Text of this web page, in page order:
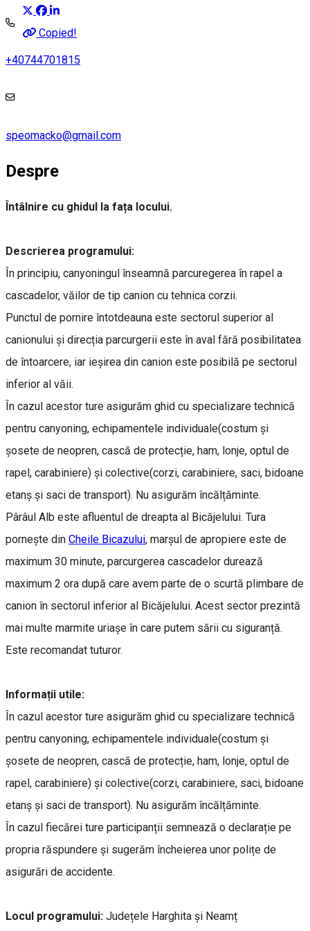
Copied!
+40744701815
speomacko@gmail.com
Despre
Întâlnire cu ghidul la fața locului.
Descrierea programului:
În principiu, canyoningul înseamnă parcuregerea în rapel a
cascadelor, văilor de tip canion cu tehnica corzii.
Punctul de pornire întotdeauna este sectorul superior al
canionului și direcția parcurgerii este în aval fără posibilitatea
de întoarcere, iar ieșirea din canion este posibilă pe sectorul
inferior al văii.
În cazul acestor ture asigurăm ghid cu specializare technică
pentru canyoning, echipamentele individuale(costum și
șosete de neopren, cască de protecție, ham, lonje, optul de
rapel, carabiniere) și colective(corzi, carabiniere, saci, bidoane
etanș și saci de transport). Nu asigurăm încălțăminte.
Pârâul Alb este afluentul de dreapta al Bicăjelului. Tura
pornește din Cheile Bicazului, marșul de apropiere este de
maximum 30 minute, parcurgerea cascadelor durează
maximum 2 ora după care avem parte de o scurtă plimbare de
canion în sectorul inferior al Bicăjelului. Acest sector prezintă
mai multe marmite uriașe în care putem sării cu siguranță.
Este recomandat tuturor.
Informații utile:
În cazul acestor ture asigurăm ghid cu specializare technică
pentru canyoning, echipamentele individuale(costum și
șosete de neopren, cască de protecție, ham, lonje, optul de
rapel, carabiniere) și colective(corzi, carabiniere, saci, bidoane
etanș și saci de transport). Nu asigurăm încălțăminte.
În cazul fiecărei ture participanții semnează o declarație pe
propria răspundere și sugerăm încheierea unor polițe de
asigurări de accidente.
Locul programului: Județele Harghita și Neamț